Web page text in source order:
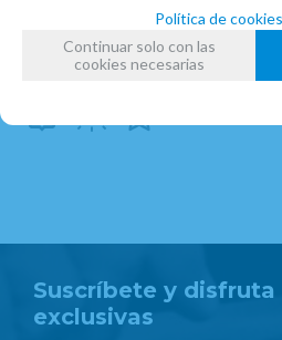
FECHA DE LANZAMIENTO
Miércoles, 15 Septiembre 2021
Suscríbete y
exclusivas
Política de cookies
Continuar solo con las
cookies necesarias